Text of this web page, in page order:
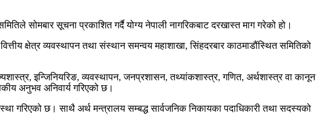
सोमबार सूचना प्रकाशित गर्दै योग्य नेपाली नागरिकबाट दरखास्त माग गरेको हो।
क्षेत्र व्यवस्थापन तथा संस्थान समन्वय महाशाखा, सिंहदरबार काठमाडौंस्थित समितिको
इन्जिनियरिङ, व्यवस्थापन, जनप्रशासन, तथ्यांकशास्त्र, गणित, अर्थशास्त्र वा कानून
अनुभव अनिवार्य गरिएको छ।
गरिएको छ। साथै अर्थ मन्त्रालय सम्बद्ध सार्वजनिक निकायका पदाधिकारी तथा सदस्यको